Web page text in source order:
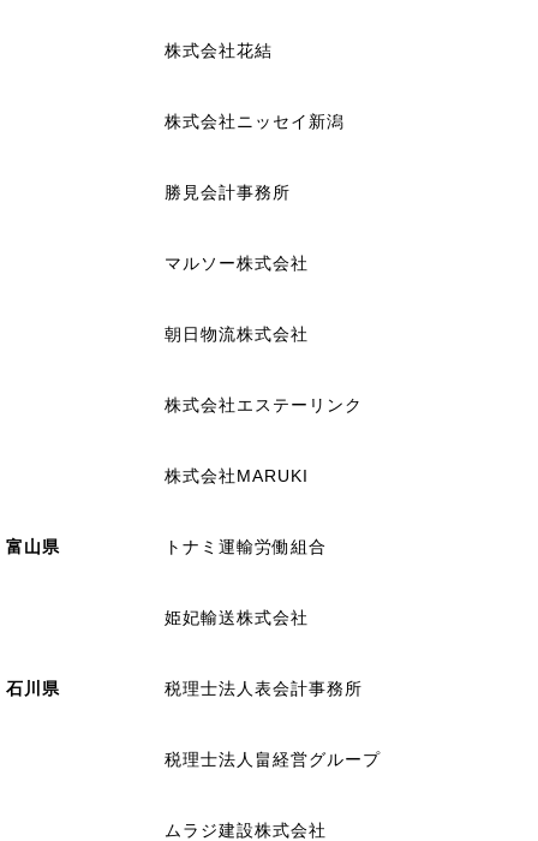
株式会社花結
株式会社ニッセイ新潟
勝見会計事務所
マルソー株式会社
朝日物流株式会社
株式会社エステーリンク
株式会社MARUKI
富山県 トナミ運輸労働組合
姫妃輸送株式会社
石川県 税理士法人表会計事務所
税理士法人畠経営グループ
ムラジ建設株式会社